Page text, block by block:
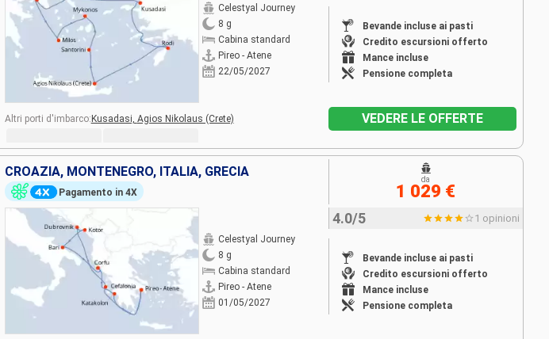
Celestyal Journey
8 g
Cabina standard
Pireo - Atene
22/05/2027
Bevande incluse ai pasti
Credito escursioni offerto
Mance incluse
Pensione completa
Altri porti d'imbarco:Kusadasi, Agios Nikolaus (Crete) VEDERE LE OFFERTE
CROAZIA, MONTENEGRO, ITALIA, GRECIA
Pagamento in 4X
Celestyal Journey
8 g
Cabina standard
Pireo - Atene
01/05/2027
4.0/5 1 opinioni
Bevande incluse ai pasti
Credito escursioni offerto
Mance incluse
Pensione completa
da
1 029 €